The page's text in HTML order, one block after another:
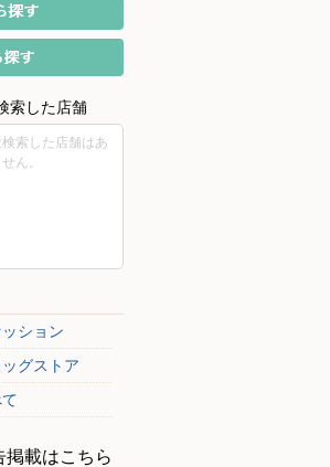
索した店舗
検索した店舗はあ
ん。
ション
ッグストア
掲載はこちら